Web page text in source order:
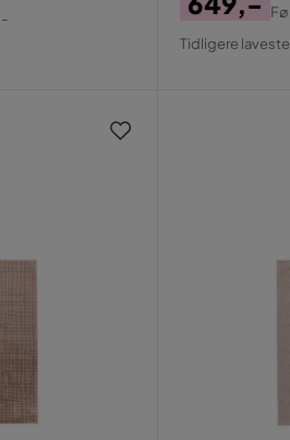
Pris
Original
Tidligere